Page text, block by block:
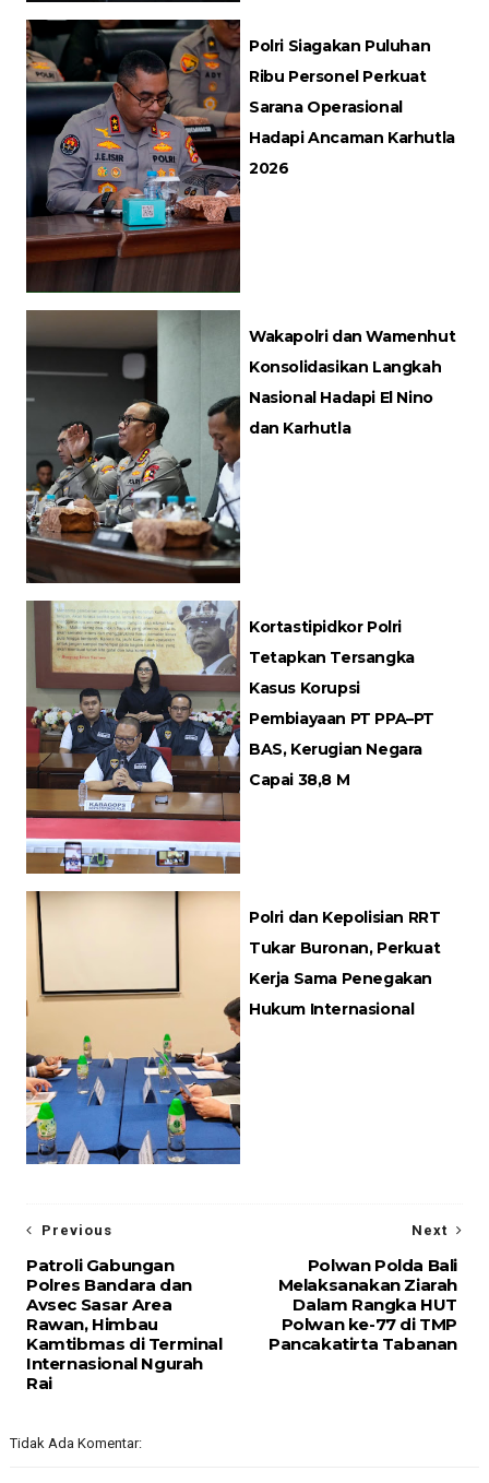
Polri Siagakan Puluhan
Ribu Personel Perkuat
Sarana Operasional
Hadapi Ancaman Karhutla
2026
Wakapolri dan Wamenhut
Konsolidasikan Langkah
Nasional Hadapi El Nino
dan Karhutla
Kortastipidkor Polri
Tetapkan Tersangka
Kasus Korupsi
Pembiayaan PT PPA–PT
BAS, Kerugian Negara
Capai 38,8 M
Polri dan Kepolisian RRT
Tukar Buronan, Perkuat
Kerja Sama Penegakan
Hukum Internasional
Next
Polwan Polda Bali
Melaksanakan Ziarah
Dalam Rangka HUT
Polwan ke-77 di TMP
Pancakatirta Tabanan
Previous
Patroli Gabungan
Polres Bandara dan
Avsec Sasar Area
Rawan, Himbau
Kamtibmas di Terminal
Internasional Ngurah
Rai
Tidak Ada Komentar: